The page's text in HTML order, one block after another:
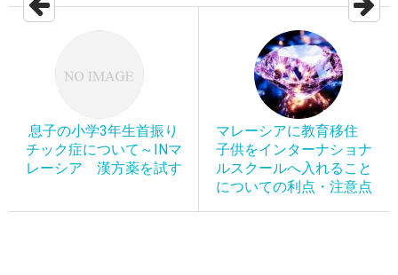
息子の小学3年生首振り
チック症について～INマ
レーシア 漢方薬を試す
マレーシアに教育移住
子供をインターナショナ
ルスクールへ入れること
についての利点・注意点